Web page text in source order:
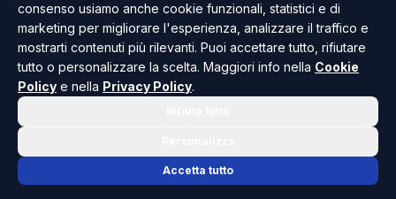
particolare quando più lavoratori dipendenti
della stessa famiglia intendono assentarsi nella
medesima giornata. La risposta dell'ARAN
arriva a chiarire proprio questo aspetto,
Il tetto mensile resta unico per ogni assistito
consenso usiamo anche cookie funzionali, statistici e di
marketing per migliorare l'esperienza, analizzare il traffico e
mostrarti contenuti più rilevanti. Puoi accettare tutto, rifiutare
tutto o personalizzare la scelta. Maggiori info nella Cookie
Policy e nella Privacy Policy.
Accetta tutto